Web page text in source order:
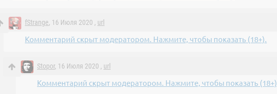
fStrange, 16 Июля 2020 , url
Комментарий скрыт модератором. Нажмите, чтобы показать (18+).
Stopor, 16 Июля 2020 , url
Комментарий скрыт модератором. Нажмите, чтобы показать